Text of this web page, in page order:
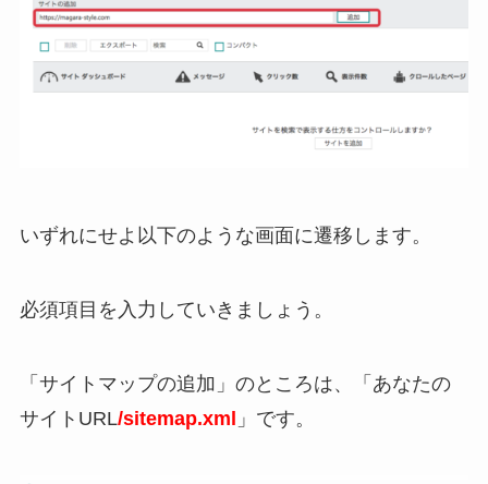
いずれにせよ以下のような画面に遷移します。
必須項目を入力していきましょう。
「サイトマップの追加」のところは、「あなたの
サイトURL/sitemap.xml 」です。